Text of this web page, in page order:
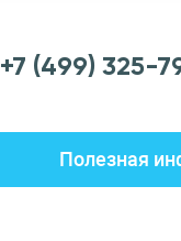
+7 (499) 325-
Полезная